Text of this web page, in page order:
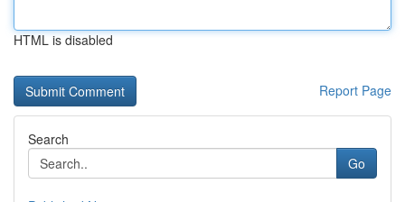
HTML is disabled
Report Page
Search
Go